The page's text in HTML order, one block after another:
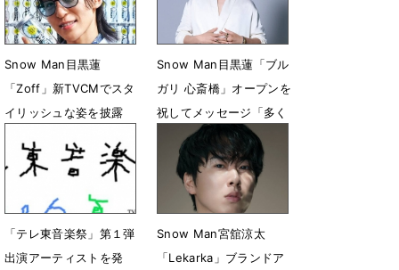
Snow Man目黒蓮
「Zoff」新TVCMでスタ
イリッシュな姿を披露
Snow Man目黒蓮「ブル
ガリ 心斎橋」オープンを
祝してメッセージ「多く
の方々に愛される場所と
なりますように」
6月15日 14時12分
「テレ東音楽祭」第１弾
出演アーティストを発
Snow Man宮舘涼太
「Lekarka」ブランドア